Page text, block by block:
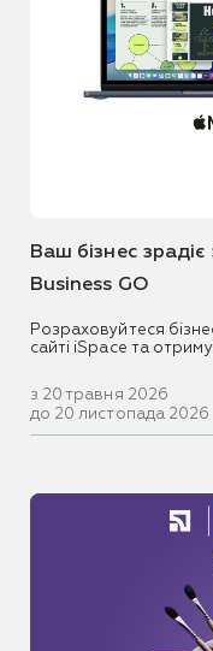
Ваш бізнес
Business GO
Розраховуйтеся
сайті iSpace та
з 20 травня 2026
до 20 листопада 2026